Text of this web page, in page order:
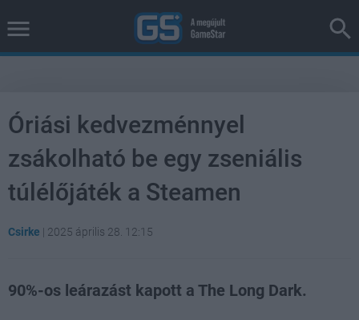
Óriási kedvezménnyel
zsákolható be egy zseniális
túlélőjáték a Steamen
Csirke | 2025 április 28. 12:15
90%-os leárazást kapott a The Long Dark.